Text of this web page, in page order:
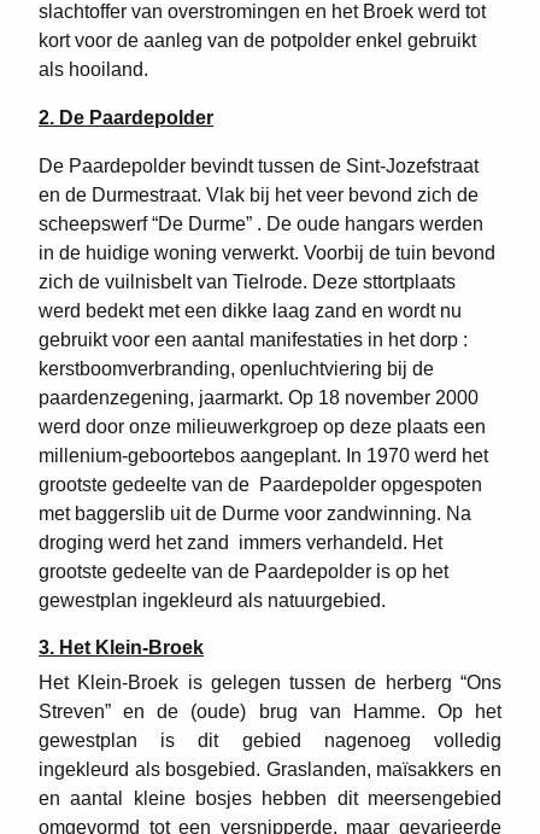
slachtoffer van overstromingen en het Broek werd tot
kort voor de aanleg van de potpolder enkel gebruikt
als hooiland.
2. De Paardepolder
De Paardepolder bevindt tussen de Sint-Jozefstraat
en de Durmestraat. Vlak bij het veer bevond zich de
scheepswerf “De Durme” . De oude hangars werden
in de huidige woning verwerkt. Voorbij de tuin bevond
zich de vuilnisbelt van Tielrode. Deze sttortplaats
werd bedekt met een dikke laag zand en wordt nu
gebruikt voor een aantal manifestaties in het dorp :
kerstboomverbranding, openluchtviering bij de
paardenzegening, jaarmarkt. Op 18 november 2000
werd door onze milieuwerkgroep op deze plaats een
millenium-geboortebos aangeplant. In 1970 werd het
grootste gedeelte van de Paardepolder opgespoten
met baggerslib uit de Durme voor zandwinning. Na
droging werd het zand immers verhandeld. Het
grootste gedeelte van de Paardepolder is op het
gewestplan ingekleurd als natuurgebied.
3. Het Klein-Broek
Het Klein-Broek is gelegen tussen de herberg “Ons
Streven” en de (oude) brug van Hamme. Op het
gewestplan is dit gebied nagenoeg volledig
ingekleurd als bosgebied. Graslanden, maïsakkers en
en aantal kleine bosjes hebben dit meersengebied
omgevormd tot een versnipperde, maar gevarieerde